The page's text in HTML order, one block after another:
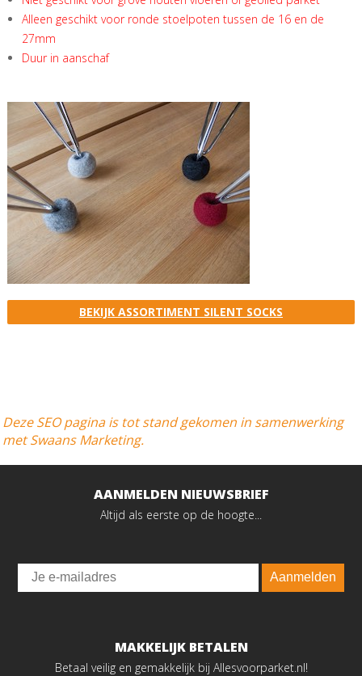
Alleen geschikt voor ronde stoelpoten tussen de 16 en de
27mm
Duur in aanschaf
BEKIJK ASSORTIMENT SILENT SOCKS
Deze SEO pagina is tot stand gekomen in samenwerking
met Swaans Marketing.
AANMELDEN NIEUWSBRIEF
Altijd als eerste op de hoogte...
Email
Aanmelden
MAKKELIJK BETALEN
Betaal veilig en gemakkelijk bij Allesvoorparket.nl!